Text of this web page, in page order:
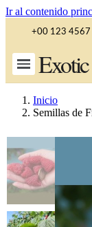
Ir al contenido
+00 123 4567
Inicio
Semillas de